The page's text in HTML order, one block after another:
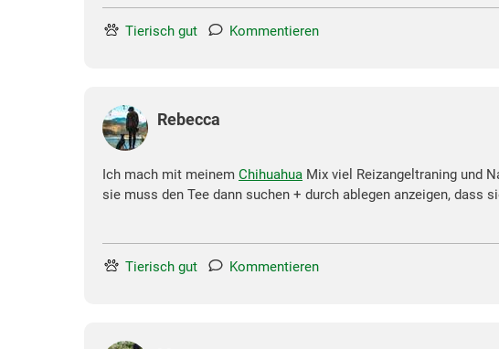
Tierisch gut Kommentieren
Rebecca
Ich mach mit meinem Chihuahua Mix viel Reizangeltraning und
sie muss den Tee dann suchen + durch ablegen anzeigen, dass
Tierisch gut Kommentieren